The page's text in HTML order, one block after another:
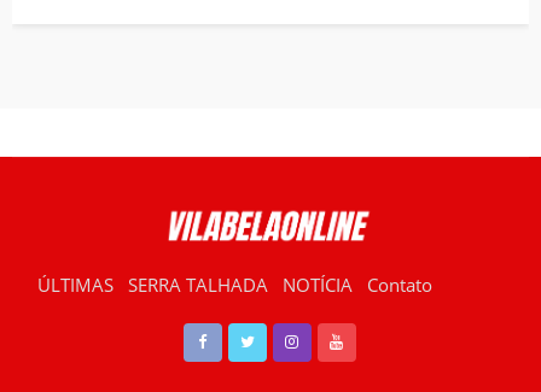
ÚLTIMAS SERRA TALHADA NOTÍCIA Contato